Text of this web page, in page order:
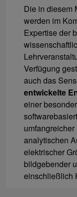
Die in diesem
werden im
Expertise der
Verfügung
auch das
entwickelte
einer
analytischen
elektrischer
bildgebender
einschließlich